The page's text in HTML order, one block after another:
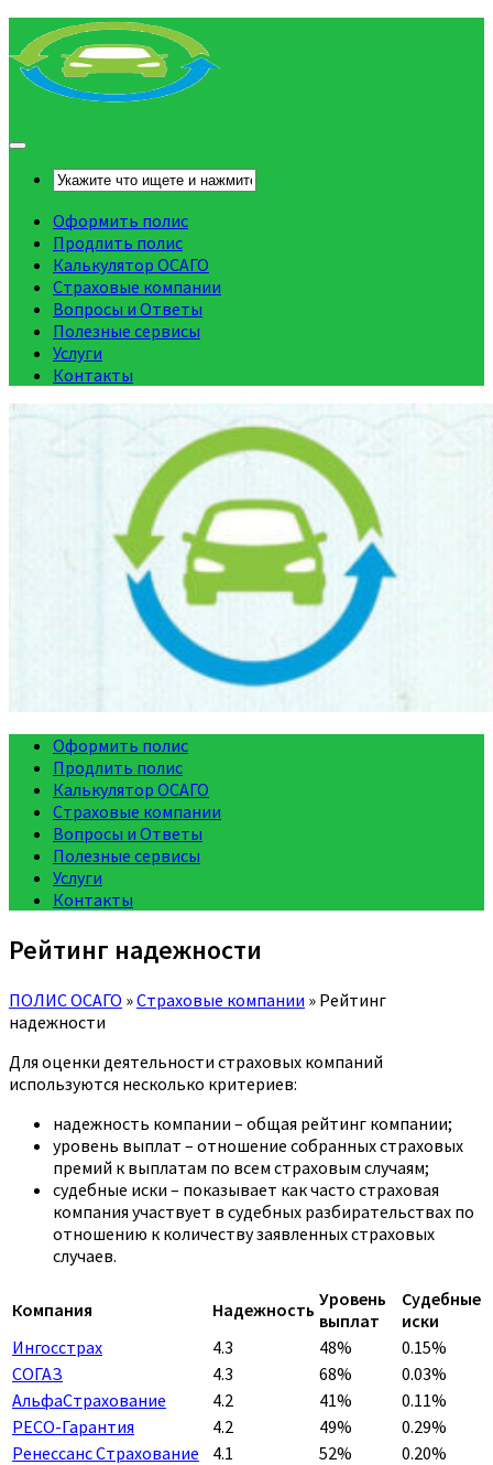
Оформить полис
Продлить полис
Калькулятор ОСАГО
Страховые компании
Вопросы и Ответы
Полезные сервисы
Услуги
Контакты
Оформить полис
Продлить полис
Калькулятор ОСАГО
Страховые компании
Вопросы и Ответы
Полезные сервисы
Услуги
Контакты
Рейтинг надежности
ПОЛИС ОСАГО »Страховые компании » Рейтинг
надежности
Для оценки деятельности страховых компаний
используются несколько критериев:
надежность компании – общая рейтинг компании;
уровень выплат – отношение собранных страховых
премий к выплатам по всем страховым случаям;
судебные иски – показывает как часто страховая
компания участвует в судебных разбирательствах по
отношению к количеству заявленных страховых
случаев.
Компания Надежность Уровень
выплат
Судебные
иски
Ингосстрах
4.3 48%
0.15%
СОГАЗ
4.3 68%
0.03%
АльфаСтрахование
4.2 41%
0.11%
РЕСО-Гарантия
4.2 49%
0.29%
Ренессанс Страхование
4.1 52%
0.20%